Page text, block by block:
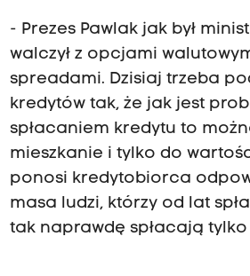
- Prezes Pawlak jak był
walczył z opcjami
spreadami. Dzisiaj trzeba
kredytów tak, że jak jest
spłacaniem kredytu to
mieszkanie i tylko do
ponosi kredytobiorca
masa ludzi, którzy od lat
tak naprawdę spłacają tylko